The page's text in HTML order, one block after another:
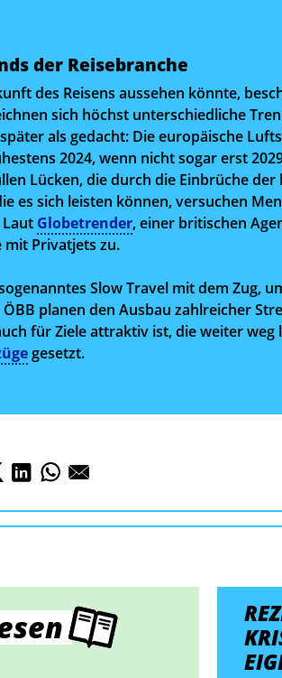
der Reisebranche
des Reisens aussehen könnte,
sich höchst unterschiedliche
als gedacht: Die europäische
2024, wenn nicht sogar erst
Lücken, die durch die Einbrüche
es sich leisten können, versuchen
Globetrender, einer britischen
mit Privatjets zu.
Slow Travel mit dem Zug,
planen den Ausbau zahlreicher
für Ziele attraktiv ist, die weiter
gesetzt.